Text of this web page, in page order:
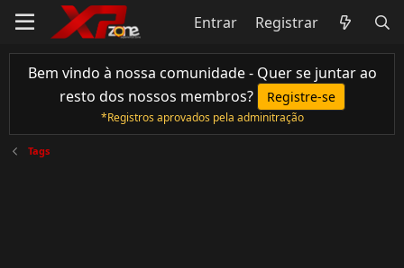
Entrar Registrar
Bem vindo à nossa comunidade - Quer se juntar ao
resto dos nossos membros?
Registre-se
*Registros aprovados pela adminitração
Tags